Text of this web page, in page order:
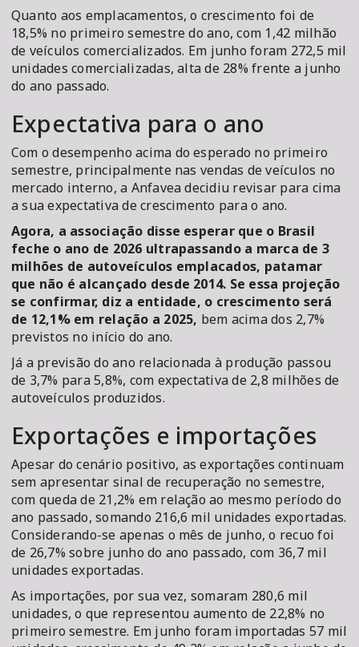
Quanto aos emplacamentos, o crescimento foi de
18,5% no primeiro semestre do ano, com 1,42 milhão
de veículos comercializados. Em junho foram 272,5 mil
unidades comercializadas, alta de 28% frente a junho
do ano passado.
Expectativa para o ano
Com o desempenho acima do esperado no primeiro
semestre, principalmente nas vendas de veículos no
mercado interno, a Anfavea decidiu revisar para cima
a sua expectativa de crescimento para o ano.
Agora, a associação disse esperar que o Brasil
feche o ano de 2026 ultrapassando a marca de 3
milhões de autoveículos emplacados, patamar
que não é alcançado desde 2014. Se essa projeção
se confirmar, diz a entidade, o crescimento será
de 12,1% em relação a 2025, bem acima dos 2,7%
previstos no início do ano.
Já a previsão do ano relacionada à produção passou
de 3,7% para 5,8%, com expectativa de 2,8 milhões de
autoveículos produzidos.
Exportações e importações
Apesar do cenário positivo, as exportações continuam
sem apresentar sinal de recuperação no semestre,
com queda de 21,2% em relação ao mesmo período do
ano passado, somando 216,6 mil unidades exportadas.
Considerando-se apenas o mês de junho, o recuo foi
de 26,7% sobre junho do ano passado, com 36,7 mil
unidades exportadas.
As importações, por sua vez, somaram 280,6 mil
unidades, o que representou aumento de 22,8% no
primeiro semestre. Em junho foram importadas 57 mil